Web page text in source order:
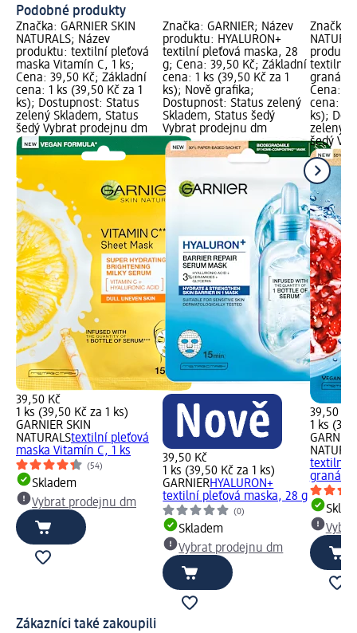
Podobné produkty
Značka: GARNIER SKIN
NATURALS; Název
produktu: textilní pleťová
maska Vitamín C, 1 ks;
Cena: 39,50 Kč; Základní
cena: 1 ks (39,50 Kč za 1
ks); Dostupnost: Status
zelený Skladem, Status
šedý Vybrat prodejnu dm
39,50 Kč
1 ks (39,50 Kč za 1 ks)
GARNIER SKIN
NATURALStextilní pleťová
maska Vitamín C, 1 ks
(54)
Skladem
Vybrat prodejnu dm
Značka: GARNIER; Název
produktu: HYALURON+
textilní pleťová maska, 28
g; Cena: 39,50 Kč; Základní
cena: 1 ks (39,50 Kč za 1
ks); Nově grafika;
Dostupnost: Status zelený
Skladem, Status šedý
Vybrat prodejnu dm
39,50 Kč
1 ks (39,50 Kč za 1 ks)
GARNIERHYALURON+
textilní pleťová maska, 28 g
(0)
Skladem
Vybrat prodejnu dm
Značka:
textilní
Cena:
cena: 1
ks);
zelený
šedý
39,50 Kč
1 ks
textilní
Zákazníci také zakoupili